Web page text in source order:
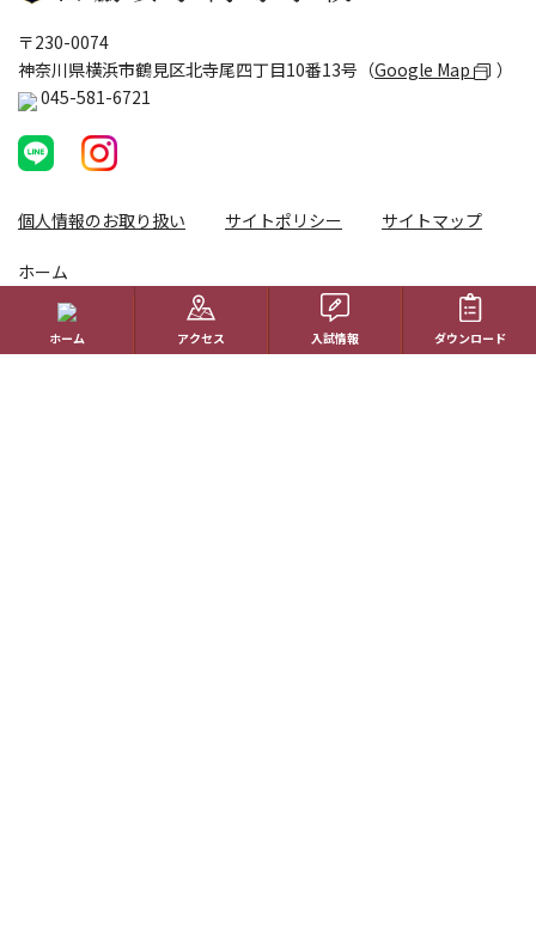
〒230-0074
神奈川県横浜市鶴見区北寺尾四丁目10番13号（Google Map
）
045-581-6721
個人情報のお取り扱い サイトポリシー サイトマップ
ホーム
学校生活
ホーム アクセス 入試情報 ダウンロード